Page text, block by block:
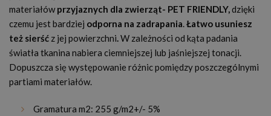
materiałówprzyjaznych dla zwierząt- PET FRIENDLY,dzięki
czemu jest bardziej odporna na zadrapania.Łatwo usuniesz
też sierść z jej powierzchni.W zależności od kąta padania
światła tkanina nabiera ciemniejszej lub jaśniejszej tonacji.
Dopuszcza się występowanie różnic pomiędzy poszczególnymi
partiami materiałów.
Gramatura m2: 255 g/m2+/- 5%